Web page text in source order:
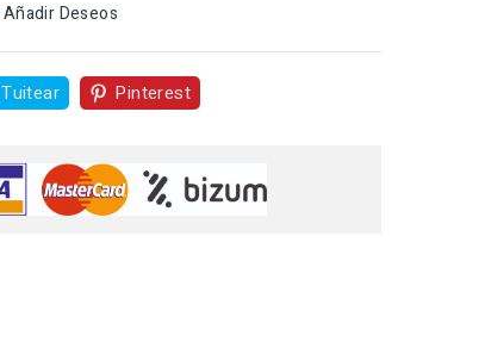
Añadir Deseos
Tuitear Pinterest